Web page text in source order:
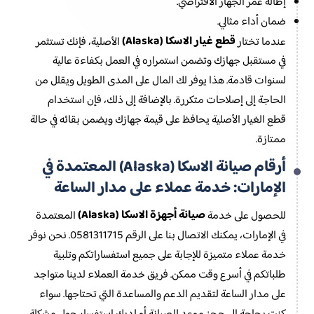
ضمان أداء مثالي.
عندما تختارقطع غيار الاسكا (Alaska)
الأصلية، فإنك تستثمر
في مستقبل جهازك وتضمن استمراره في العمل بكفاءة عالية
لسنوات قادمة. هذا يوفر لك المال على المدى الطويل ويقلل من
الحاجة إلى إصلاحات متكررة. بالإضافة إلى ذلك، فإن استخدام
قطع الغيار الأصلية يحافظ على قيمة جهازك ويضمن بقائه في حالة
ممتازة.
أرقام صيانة الاسكا (Alaska) المعتمدة في
الإمارات: خدمة عملاء على مدار الساعة
للحصول على خدمةصيانة أجهزة الاسكا (Alaska)
المعتمدة
في الإمارات، يمكنك الاتصال بنا على الرقم 0581311715. نحن نوفر
خدمة عملاء متميزة للإجابة على جميع استفساراتكم وتلبية
طلباتكم في أسرع وقت ممكن. فريق خدمة العملاء لدينا متواجد
على مدار الساعة لتقديم الدعم والمساعدة التي تحتاجها. سواء